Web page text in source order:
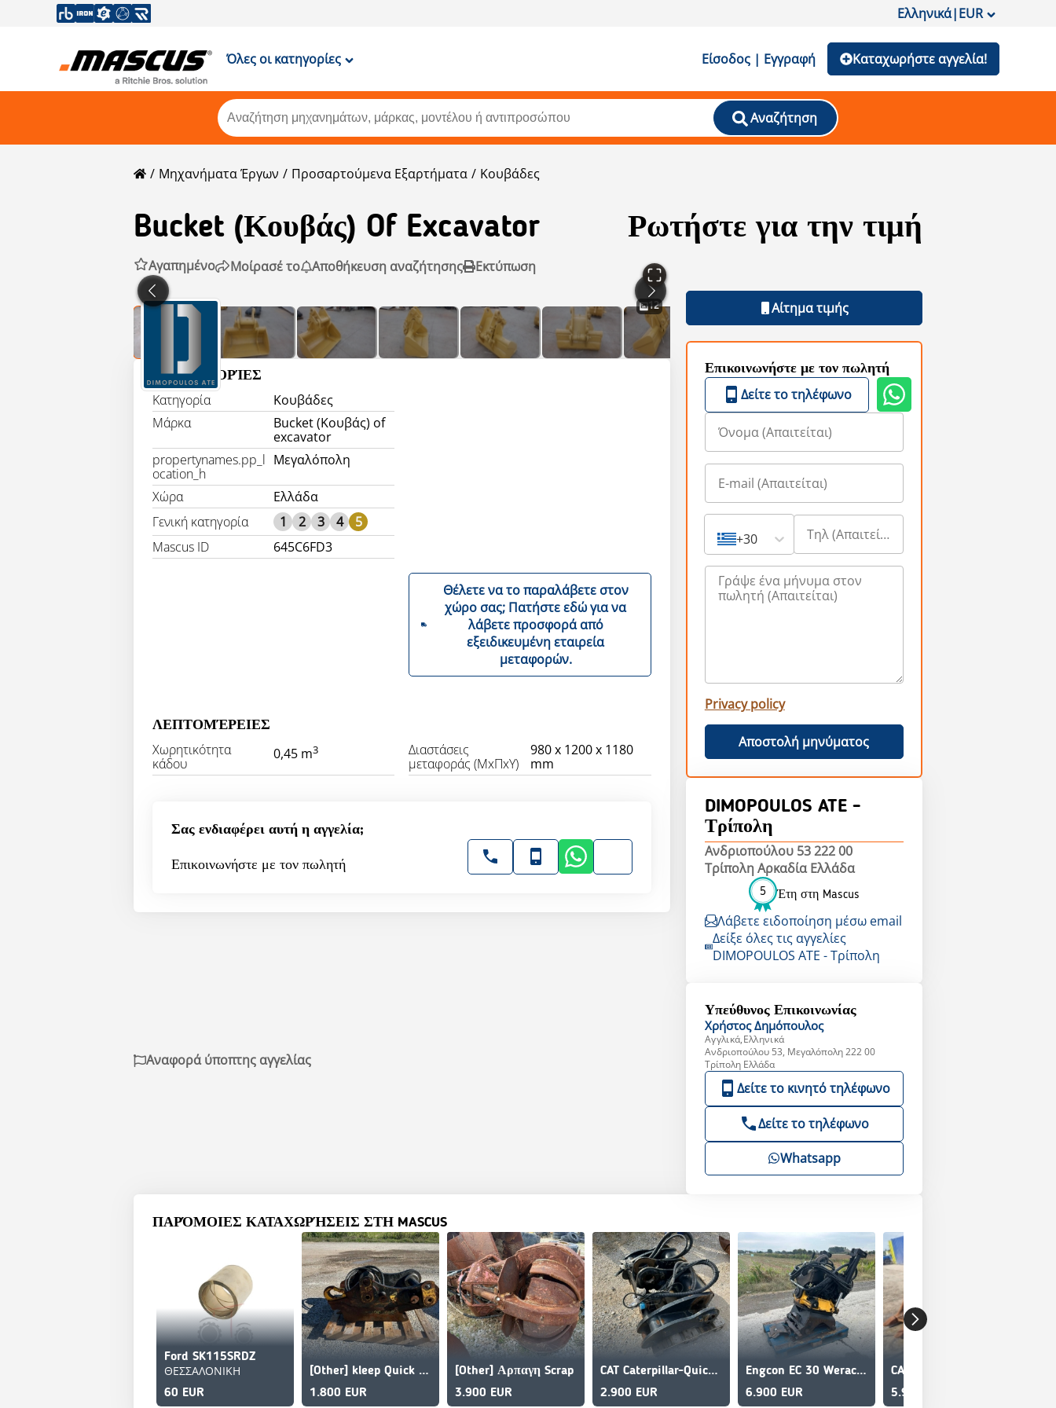
Ελληνικά|EUR
Όλες οι κατηγορίες Είσοδος | Εγγραφή Καταχωρήστε αγγελία!
Αναζήτηση
Μηχανήματα Έργων Προσαρτούμενα Εξαρτήματα Κουβάδες
Bucket (Κουβάς) Of Excavator Ρωτήστε για την τιμή
Αγαπημένο Μοίρασέ το Αποθήκευση αναζήτησης Εκτύπωση
12
ΠΛΗΡΟΦΟΡΊΕΣ
Κατηγορία
Κουβάδες
Μάρκα
Bucket (Κουβάς) of
excavator
propertynames.pp_l
ocation_h
Μεγαλόπολη
Χώρα
Ελλάδα
Γενική κατηγορία
1 2 3 4
5
Mascus ID
645C6FD3
Θέλετε να το παραλάβετε στον
χώρο σας; Πατήστε εδώ για να
λάβετε προσφορά από
εξειδικευμένη εταιρεία
μεταφορών.
ΛΕΠΤΟΜΈΡΕΙΕΣ
Χωρητικότητα
κάδου
0,45 m3
Διαστάσεις
μεταφοράς (ΜxΠxΥ)
980 x 1200 x 1180
mm
Σας ενδιαφέρει αυτή η αγγελία;
Επικοινωνήστε με τον πωλητή
Αίτημα τιμής
Επικοινωνήστε με τον πωλητή
Δείτε το τηλέφωνο
+30
Privacy policy
Αποστολή μηνύματος
DIMOPOULOS ATE -
Τρίπολη
Ανδριοπούλου 53 222 00
Τρίπολη Αρκαδία Ελλάδα
5 Έτη στη Mascus
Λάβετε ειδοποίηση μέσω email
Δείξε όλες τις αγγελίες
DIMOPOULOS ATE - Τρίπολη
Υπεύθυνος Επικοινωνίας
Χρήστος Δημόπουλος
Αγγλικά,Ελληνικά
Ανδριοπούλου 53, Μεγαλόπολη 222 00
Τρίπολη Ελλάδα
Δείτε το κινητό τηλέφωνο
Δείτε το τηλέφωνο
Whatsapp
Αναφορά ύποπτης αγγελίας
ΠΑΡΌΜΟΙΕΣ ΚΑΤΑΧΩΡΉΣΕΙΣ ΣΤΗ MASCUS
Ford SK115SRDZ
ΘΕΣΣΑΛΟΝΙΚΗ
60 EUR
[Other] kleep Quick coupler
1.800 EUR
[Other] Αρπαγη Scrap
3.900 EUR
CAT Caterpillar-Quick coupler
2.900 EUR
Engcon EC 30 Werachrt quick coupler
6.900 EUR
5.900 EUR